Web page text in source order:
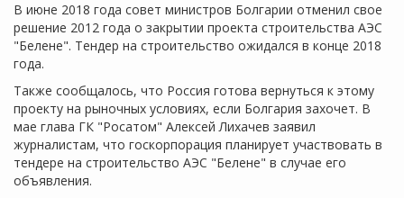
В июне 2018 года совет министров Болгарии отменил свое
решение 2012 года о закрытии проекта строительства АЭС
"Белене". Тендер на строительство ожидался в конце 2018
года.
Также сообщалось, что Россия готова вернуться к этому
проекту на рыночных условиях, если Болгария захочет. В
мае глава ГК "Росатом" Алексей Лихачев заявил
журналистам, что госкорпорация планирует участвовать в
тендере на строительство АЭС "Белене" в случае его
объявления.